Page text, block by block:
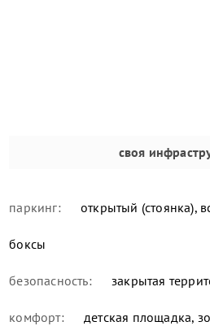
своя
паркинг: открытый (стоянка),
боксы
безопасность: закрытая
комфорт: детская площадка,